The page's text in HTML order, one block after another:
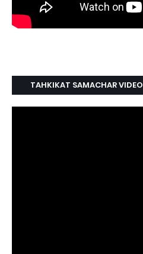
TAHKIKAT SAMACHAR VIDEO